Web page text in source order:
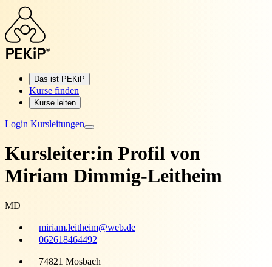
Das ist PEKiP
Kurse finden
Kurse leiten
Login Kursleitungen
Kursleiter:in Profil von
Miriam Dimmig-Leitheim
MD
miriam.leitheim@web.de
062618464492
74821 Mosbach